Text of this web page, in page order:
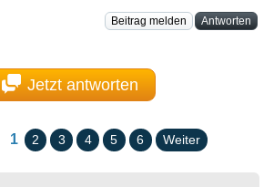
Beitrag melden Antworten
Jetzt antworten
1 2 3 4 5 6 Weiter